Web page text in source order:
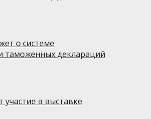
о системе
таможенных деклараций
в выставке